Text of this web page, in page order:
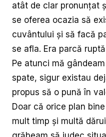
atât de clar pronunțat
se oferea ocazia să
cuvântului și să facă
se afla. Era parcă
Pe atunci mă
spate, sigur existau
propus să o pună în
Doar că orice plan
mult timp și multă